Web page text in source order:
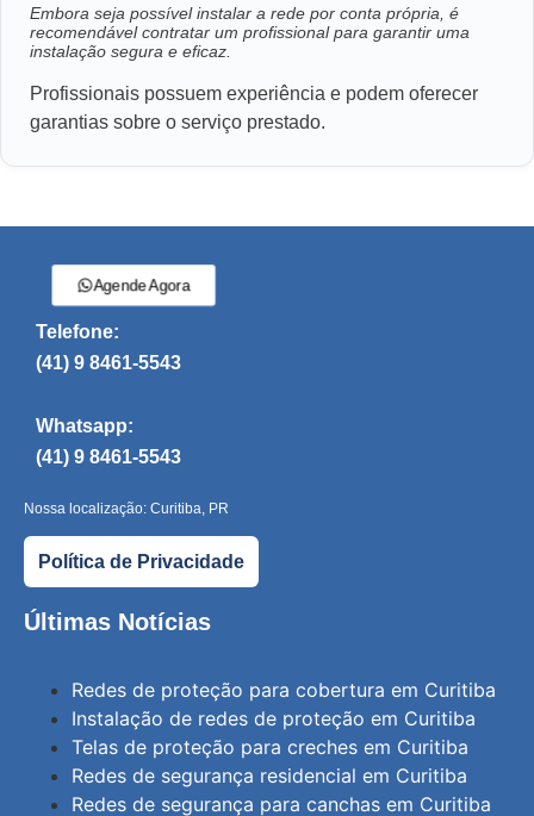
Embora seja possível instalar a rede por conta própria, é
recomendável contratar um profissional para garantir uma
instalação segura e eficaz.
Profissionais possuem experiência e podem oferecer
garantias sobre o serviço prestado.
Agende Agora
Telefone:
(41) 9 8461-5543
Whatsapp:
(41) 9 8461-5543
Nossa localização: Curitiba, PR
Política de Privacidade
Últimas Notícias
Redes de proteção para cobertura em Curitiba
Instalação de redes de proteção em Curitiba
Telas de proteção para creches em Curitiba
Redes de segurança residencial em Curitiba
Redes de segurança para canchas em Curitiba